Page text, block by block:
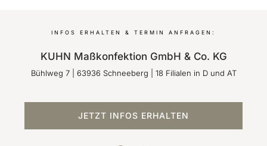
INFOS ERHALTEN & TERMIN ANFRAGEN:
KUHN Maßkonfektion GmbH & Co. KG
Bühlweg 7| 63936 Schneeberg | 18 Filialen in D und AT
JETZT INFOS ERHALTEN